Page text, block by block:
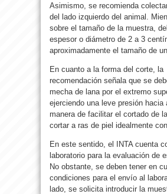
Asimismo, se recomienda
del lado izquierdo del animal.
sobre el tamaño de la muestra,
espesor o diámetro de 2 a 3
aproximadamente el tamaño de
En cuanto a la forma del corte, la
recomendación señala que se
mecha de lana por el extremo
ejerciendo una leve presión hacia
manera de facilitar el cortado de
cortar a ras de piel idealmente
En este sentido, el INTA cuenta
laboratorio para la evaluación de
No obstante, se deben tener en
condiciones para el envío al
lado, se solicita introducir la